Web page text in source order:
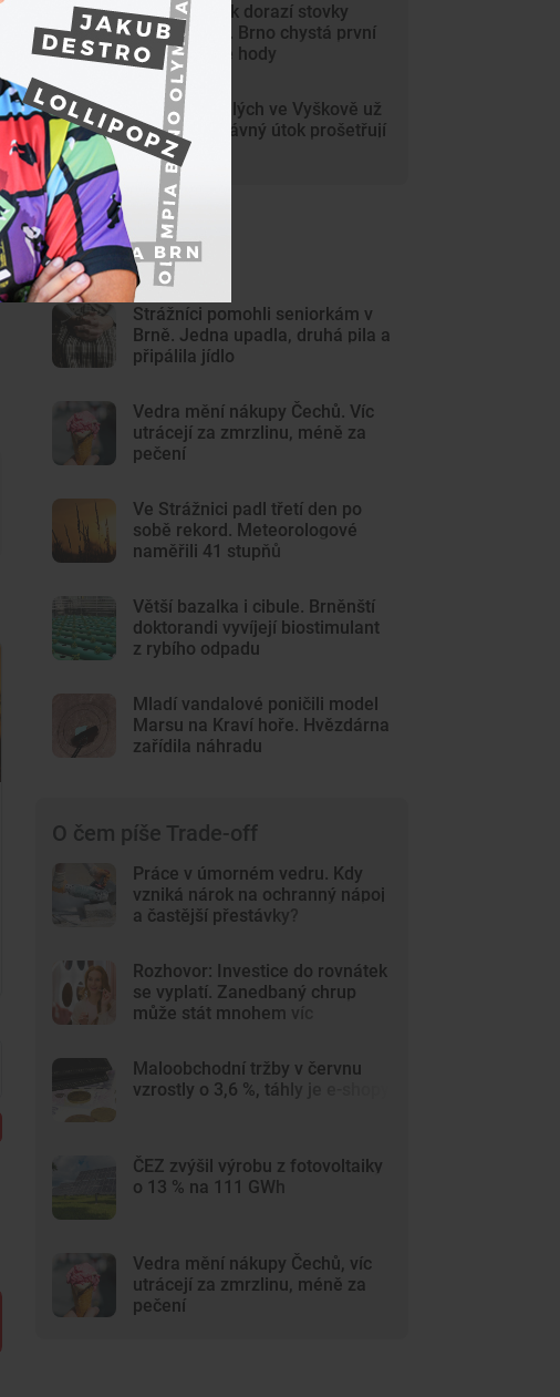
Na Svoboďák dorazí stovky
krojovaných. Brno chystá první
celoměstské hody
Gang nezletilých ve Vyškově už
dořádil. Nedávný útok prošetřují
kriminalisté
Nejnovější články
Strážníci pomohli seniorkám v
Brně. Jedna upadla, druhá pila a
připálila jídlo
Vedra mění nákupy Čechů. Víc
utrácejí za zmrzlinu, méně za
pečení
Ve Strážnici padl třetí den po
sobě rekord. Meteorologové
naměřili 41 stupňů
Větší bazalka i cibule. Brněnští
doktorandi vyvíjejí biostimulant
z rybího odpadu
Mladí vandalové poničili model
Marsu na Kraví hoře. Hvězdárna
zařídila náhradu
O čem píše Trade-off
Práce v úmorném vedru. Kdy
vzniká nárok na ochranný nápoj
a častější přestávky?
Rozhovor: Investice do rovnátek
se vyplatí. Zanedbaný chrup
může stát mnohem víc
Maloobchodní tržby v červnu
vzrostly o 3,6 %, táhly je e-shopy
ČEZ zvýšil výrobu z fotovoltaiky
o 13 % na 111 GWh
Vedra mění nákupy Čechů, víc
utrácejí za zmrzlinu, méně za
pečení